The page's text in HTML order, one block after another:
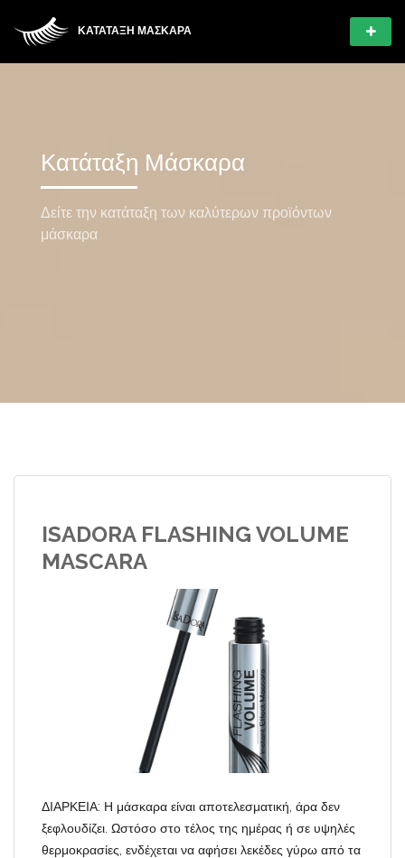
ΚΑΤΆΤΑΞΗ ΜΆΣΚΑΡΑ
Κατάταξη Μάσκαρα
Δείτε την κατάταξη των καλύτερων προϊόντων
μάσκαρα
ISADORA FLASHING VOLUME
MASCARA
ΔΙΑΡΚΕΙΑ: Η μάσκαρα είναι αποτελεσματική, άρα δεν
ξεφλουδίζει. Ωστόσο στο τέλος της ημέρας ή σε υψηλές
θερμοκρασίες, ενδέχεται να αφήσει λεκέδες γύρω από τα